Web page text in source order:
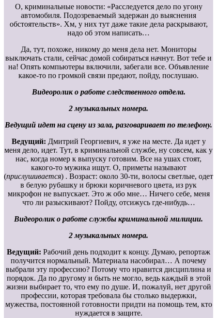
О, криминальные новости: «Расследуется дело по угону
автомобиля. Подозреваемый задержан до выяснения
обстоятельств». Хм, у них тут даже такие дела раскрывают,
надо об этом написать…
Да, тут, похоже, никому до меня дела нет. Мониторы
выключать стали, сейчас домой собираться начнут. Вот тебе и
на! Опять компьютеры включили, забегали все. Объявление
какое-то по громкой связи предают, пойду, послушаю.
Видеоролик о работе следственного отдела.
2 музыкальных номера.
Ведущий идет на сцену из зала, разговаривает по телефону.
Ведущий: Дмитрий Георгиевич, я уже на месте. Да идет у
меня дело, идет. Тут, в криминальной службе, ну совсем, как у
нас, когда номер к выпуску готовим. Все на ушах стоят,
какого-то мужика ищут. О, приметы называют
(прислушивается) . Возраст: около 30-ти, волосы светлые, одет
в белую рубашку и брюки коричневого цвета, из рук
микрофон не выпускает. Это ж обо мне… Ничего себе, меня
что ли разыскивают? Пойду, отсижусь где-нибудь…
Видеоролик о работе службы криминальной милиции.
2 музыкальных номера.
Ведущий: Рабочий день подходит к концу. Думаю, репортаж
получится нормальный. Материала насобирал… А почему
выбрали эту профессию? Потому что нравится дисциплина и
порядок. Да по другому и быть не могло, ведь каждый в этой
жизни выбирает то, что ему по душе. И, пожалуй, нет другой
профессии, которая требовала бы столько выдержки,
мужества, постоянной готовности придти на помощь тем, кто
нуждается в защите.